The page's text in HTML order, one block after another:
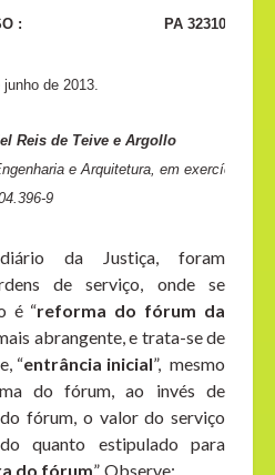
: PA 32310/2012
de 2013.
Reis de Teive e Argollo
e Arquitetura, em exercício
9
da Justiça, foram
de serviço, onde se
é “reforma do fórum da
abrangente, e trata-se de
“entrância inicial”, mesmo
do fórum, ao invés de
fórum, o valor do serviço
quanto estipulado para
do fórum”. Observe: